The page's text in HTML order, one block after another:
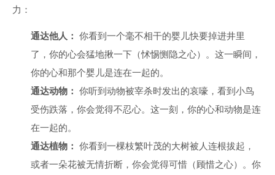
力：
通达他人： 你看到一个毫不相干的婴儿快要掉进井里
了，你的心会猛地揪一下（怵惕恻隐之心）。这一瞬间，
你的心和那个婴儿是连在一起的。
通达动物： 你听到动物被宰杀时发出的哀嚎，看到小鸟
受伤跌落，你会觉得不忍心。这一刻，你的心和动物是连
在一起的。
通达植物： 你看到一棵枝繁叶茂的大树被人连根拔起，
或者一朵花被无情折断，你会觉得可惜（顾惜之心）。你